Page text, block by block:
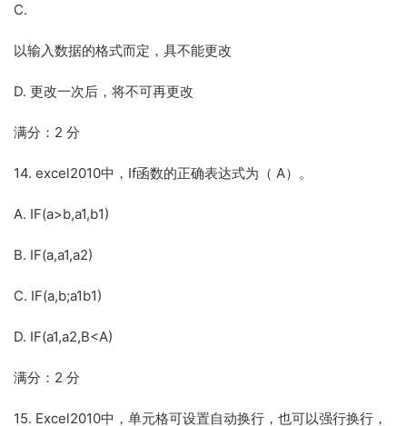
C.
以输入数据的格式而定，具不能更改
D. 更改一次后，将不可再更改
满分：2 分
14. excel2010中，If函数的正确表达式为（ A）。
A. IF(a>b,a1,b1)
B. IF(a,a1,a2)
C. IF(a,b;a1b1)
D. IF(a1,a2,B<A)
满分：2 分
15. Excel2010中，单元格可设置自动换行，也可以强行换行，